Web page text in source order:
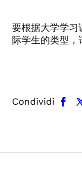
要根据大学学习
际学生的类型，
Condividi
facebook